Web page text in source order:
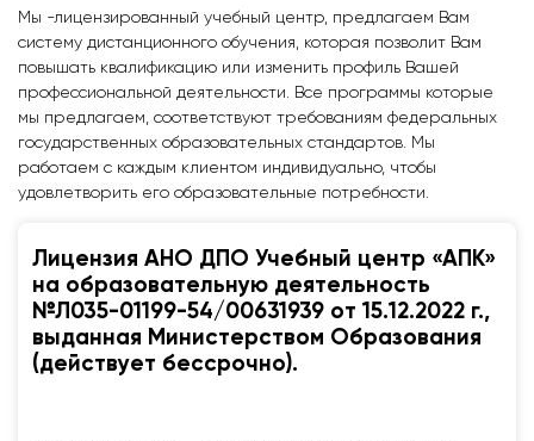
Мы -лицензированный учебный центр, предлагаем Вам
систему дистанционного обучения, которая позволит Вам
повышать квалификацию или изменить профиль Вашей
профессиональной деятельности. Все программы которые
мы предлагаем, соответствуют требованиям федеральных
государственных образовательных стандартов. Мы
работаем с каждым клиентом индивидуально, чтобы
удовлетворить его образовательные потребности.
Лицензия АНО ДПО Учебный центр «АПК»
на образовательную деятельность
№Л035-01199-54/00631939 от 15.12.2022 г.,
выданная Министерством Образования
(действует бессрочно).